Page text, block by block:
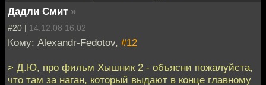
Дадли Смит »
#20 | 14.12.08 16:02
Кому: Alexandr-Fedotov, #12
> Д.Ю, про фильм Хышник 2 - объясни пожалуйста,
что там за наган, который выдают в конце главному